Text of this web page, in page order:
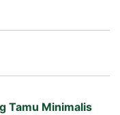
Tamu Minimalis